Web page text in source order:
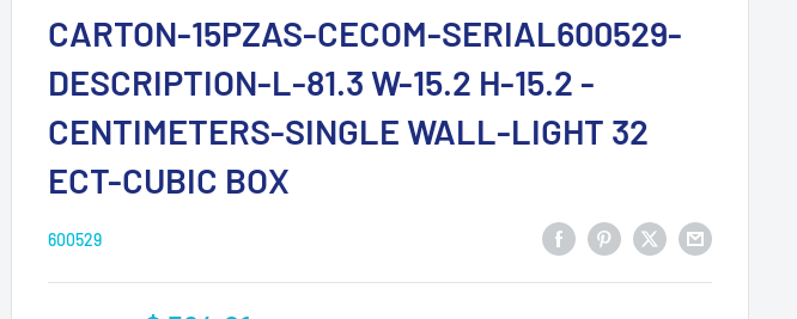
CARTON-15PZAS-CECOM-SERIAL600529-
DESCRIPTION-L-81.3 W-15.2 H-15.2 -
CENTIMETERS-SINGLE WALL-LIGHT 32
ECT-CUBIC BOX
600529